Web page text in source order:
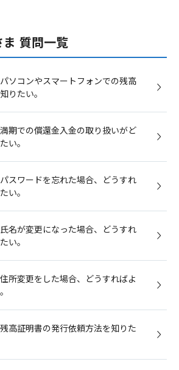
質問一覧
パソコンやスマートフォンでの残高
りたい。
満期での償還金入金の取り扱いがど
い。
パスワードを忘れた場合、どうすれ
い。
氏名が変更になった場合、どうすれ
い。
住所変更をした場合、どうすればよ
残高証明書の発行依頼方法を知りた